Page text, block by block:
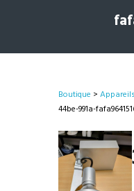
Boutique >
44be-991a-